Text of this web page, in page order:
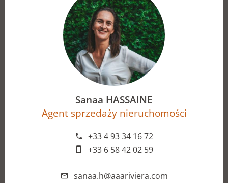
Sanaa HASSAINE
Agent sprzedaży nieruchomości
+33 4 93 34 16 72
+33 6 58 42 02 59
sanaa.h@aaariviera.com